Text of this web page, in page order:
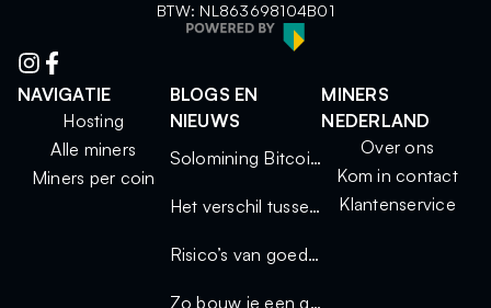
BTW: NL863698104B01
NAVIGATIE
Hosting
Alle miners
Miners per coin
BLOGS EN
NIEUWS
Solomining Bitcoin 2025: kleine miners, grote kansen
Het verschil tussen solo mining en mining via een pool
Risico’s van goedkope miners
Zo bouw je een geluidsdichte miningkast voor thuisgebruik
MINERS
NEDERLAND
Over ons
Kom in contact
Klantenservice